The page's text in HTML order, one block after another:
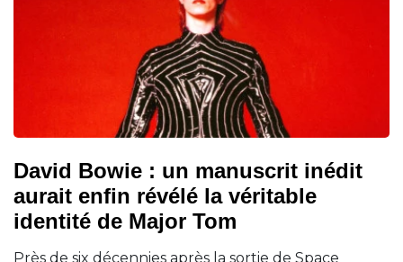
David Bowie : un manuscrit inédit
aurait enfin révélé la véritable
identité de Major Tom
Près de six décennies après la sortie de Space